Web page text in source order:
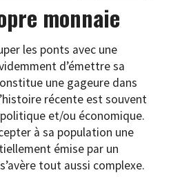
monnaie
les ponts avec une
d’émettre sa
une gageure dans
récente est souvent
et/ou économique.
à sa population une
émise par un
tout aussi complexe.